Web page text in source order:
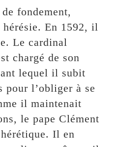
fondement,
En 1592, il
Le cardinal
chargé de son
lequel il subit
pour l’obliger à se
il maintenait
le pape Clément
Il en